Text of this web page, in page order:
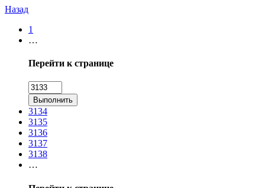
Назад
1
…
Перейти к странице
Выполнить
3134
3135
3136
3137
3138
…